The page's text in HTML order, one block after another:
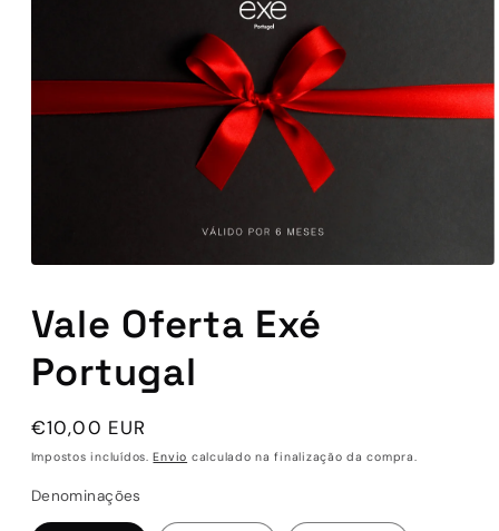
multimédia
1
em
modal
Vale Oferta Exé
Portugal
Preço
normal
€10,00 EUR
Impostos incluídos.Envio calculado na finalização da compra.
Denominações